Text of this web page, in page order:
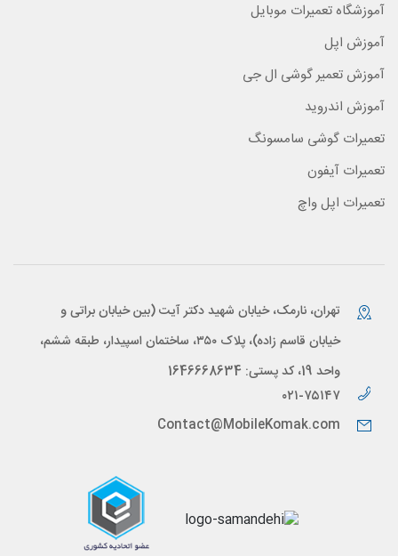
آموزشگاه تعمیرات موبایل
آموزش اپل
آموزش تعمیر گوشی ال جی
آموزش اندروید
تعمیرات گوشی سامسونگ
تعمیرات آیفون
تعمیرات اپل واچ
تهران، نارمک، خیابان شهید دکتر آیت (بین خیابان براتی و
خیابان قاسم زاده)، پلاک ۳۵۰، ساختمان اسپیدار، طبقه ششم،
واحد 19، کد پستی: 1646668634
۰۲۱-۷۵۱۴۷
Contact@MobileKomak.com